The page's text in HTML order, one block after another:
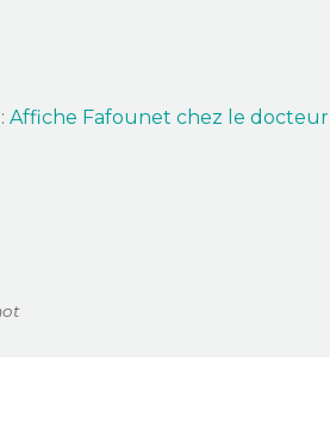
Affiche Fafounet chez le docteur